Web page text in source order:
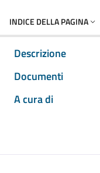
INDICE DELLA PAGINA
Descrizione
Documenti
A cura di